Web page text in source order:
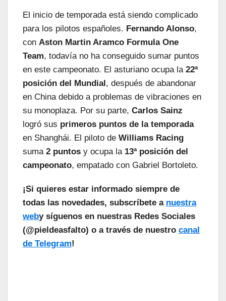
El inicio de temporada está siendo complicado
para los pilotos españoles. Fernando Alonso,
con Aston Martin Aramco Formula One
Team, todavía no ha conseguido sumar puntos
en este campeonato. El asturiano ocupa la 22ª
posición del Mundial, después de abandonar
en China debido a problemas de vibraciones en
su monoplaza. Por su parte, Carlos Sainz
logró sus primeros puntos de la temporada
en Shanghái. El piloto de Williams Racing
suma 2 puntos y ocupa la 13ª posición del
campeonato, empatado con Gabriel Bortoleto.
¡Si quieres estar informado siempre de
todas las novedades, subscríbete a nuestra
weby síguenos en nuestras Redes Sociales
(@pieldeasfalto) o a través de nuestro canal
de Telegram!